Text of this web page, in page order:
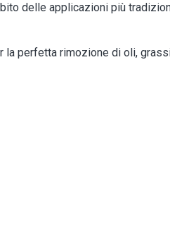
delle applicazioni più
perfetta rimozione di oli,